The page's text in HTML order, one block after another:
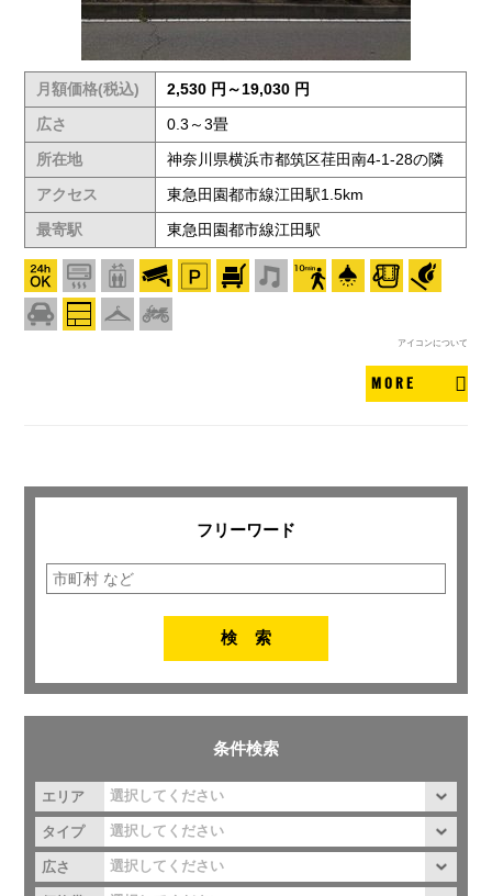
月額価格(税込)
2,530 円～19,030 円
広さ
0.3～3畳
所在地
神奈川県横浜市都筑区荏田南4-1-28の隣
アクセス
東急田園都市線江田駅1.5km
最寄駅
東急田園都市線江田駅
アイコンについて
MORE
フリーワード
条件検索
エリア
タイプ
広さ